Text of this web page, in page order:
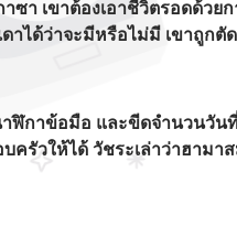
ซา เขาต้องเอาชีวิตรอดด้ว
ได้ว่าจะมีหรือไม่มี เขาถูก
าฬิกาข้อมือ และขีดจำนวนวั
รัวให้ได้ วัชระเล่าว่าฮามา